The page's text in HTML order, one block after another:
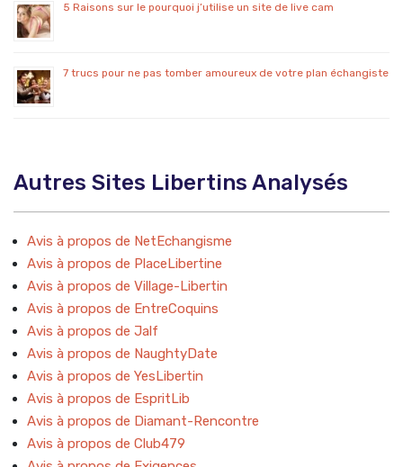
5 Raisons sur le pourquoi j’utilise un site de live cam
7 trucs pour ne pas tomber amoureux de votre plan échangiste
Autres Sites Libertins Analysés
Avis à propos de NetEchangisme
Avis à propos de PlaceLibertine
Avis à propos de Village-Libertin
Avis à propos de EntreCoquins
Avis à propos de Jalf
Avis à propos de NaughtyDate
Avis à propos de YesLibertin
Avis à propos de EspritLib
Avis à propos de Diamant-Rencontre
Avis à propos de Club479